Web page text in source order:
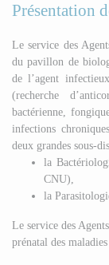
Présentation
Le service des
du pavillon de
de l’agent
(recherche
bactérienne,
infections
deux grandes sous-
la
CNU),
la
Le service des
prénatal des